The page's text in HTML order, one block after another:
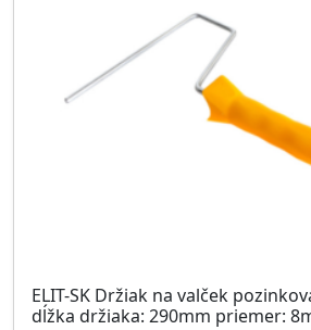
ELIT-SK Držiak na valček
dĺžka držiaka: 290mm priemer: